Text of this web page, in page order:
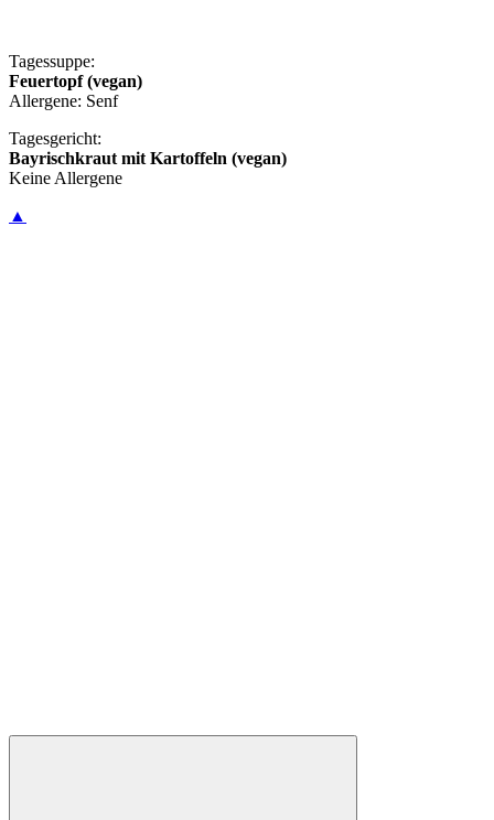
Tagessuppe:
Feuertopf (vegan)
Allergene: Senf
Tagesgericht:
Bayrischkraut mit Kartoffeln (vegan)
Keine Allergene
▲